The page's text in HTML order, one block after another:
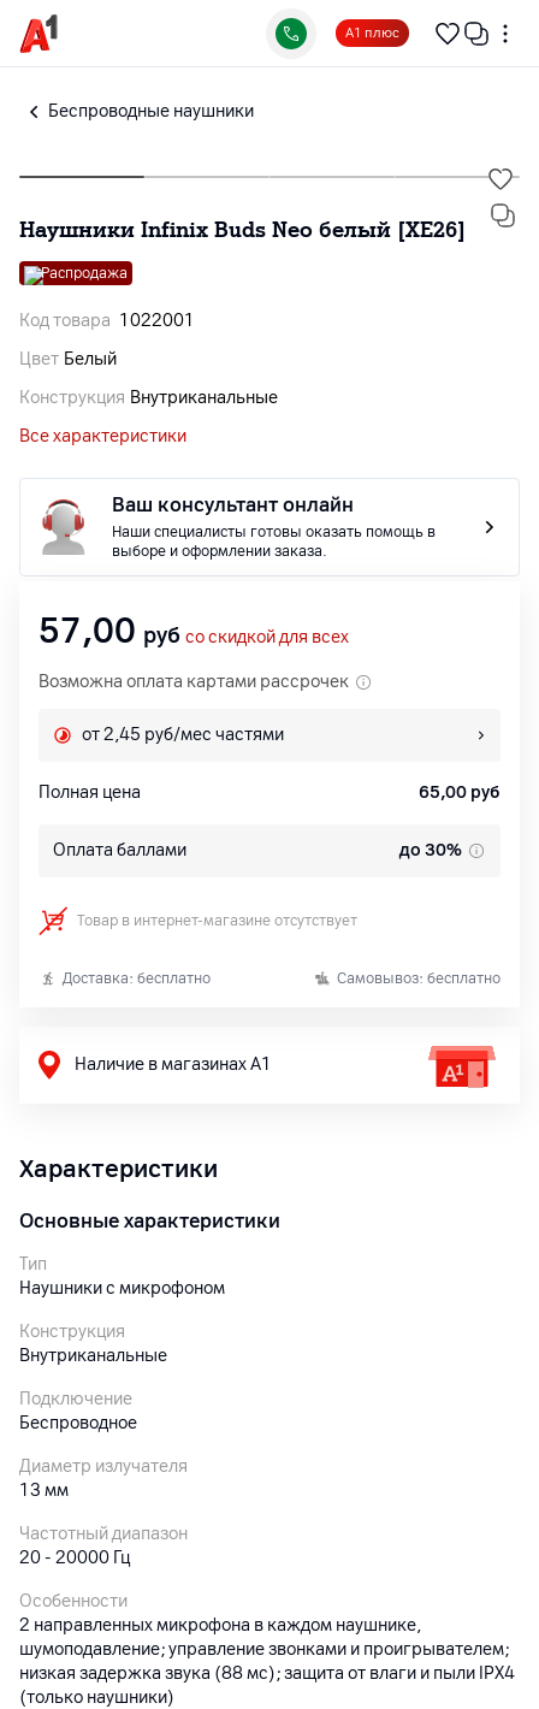
А1 плюс
Беспроводные наушники
Наушники Infinix Buds Neo белый [XE26]
Распродажа
Код товара 1022001
Цвет Белый
Конструкция Внутриканальные
Все характеристики
Ваш консультант онлайн
Наши специалисты готовы оказать помощь в
выборе и оформлении заказа.
57,00 руб со скидкой для всех
Возможна оплата картами рассрочек
от 2,45 руб/мес частями
Полная цена 65,00 руб
Оплата баллами до 30%
Товар в интернет-магазине отсутствует
Доставка: бесплатно Самовывоз: бесплатно
Наличие в магазинах А1
Характеристики
Основные характеристики
Тип
Наушники с микрофоном
Конструкция
Внутриканальные
Подключение
Беспроводное
Диаметр излучателя
13 мм
Частотный диапазон
20 - 20000 Гц
Особенности
2 направленных микрофона в каждом наушнике,
шумоподавление; управление звонками и проигрывателем;
низкая задержка звука (88 мс); защита от влаги и пыли IPX4
(только наушники)